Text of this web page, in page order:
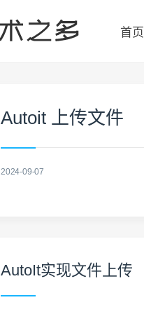
首页
Autoit 上传文件
2024-09-07
AutoIt实现文件上传